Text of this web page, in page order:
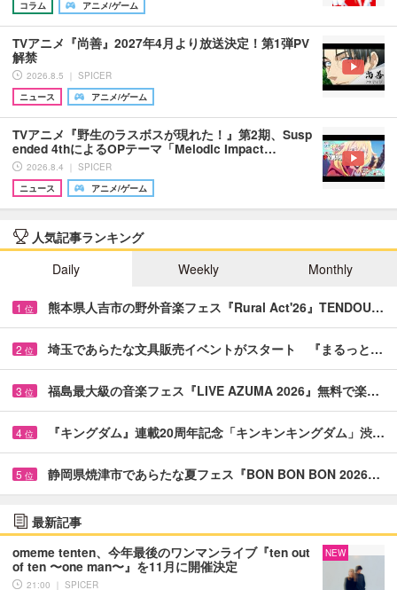
コラム アニメ/ゲーム
TVアニメ『尚善』2027年4月より放送決定！第1弾PV
解禁
2026.8.5 ｜ SPICER
ニュース
アニメ/ゲーム
TVアニメ『野生のラスボスが現れた！』第2期、Susp
ended 4thによるOPテーマ「Melodic Impact…
2026.8.4 ｜ SPICER
ニュース
アニメ/ゲーム
人気記事ランキング
Daily
Weekly Monthly
1 位 熊本県人吉市の野外音楽フェス『Rural Act'26』TENDOU…
2 位 埼玉であらたな文具販売イベントがスタート 『まるっと…
3 位 福島最大級の音楽フェス『LIVE AZUMA 2026』無料で楽…
4 位 『キングダム』連載20周年記念「キンキンキングダム」渋…
5 位 静岡県焼津市であらたな夏フェス『BON BON BON 2026…
最新記事
omeme tenten、今年最後のワンマンライブ『ten out
of ten 〜one man〜』を11月に開催決定
21:00 ｜ SPICER
NEW